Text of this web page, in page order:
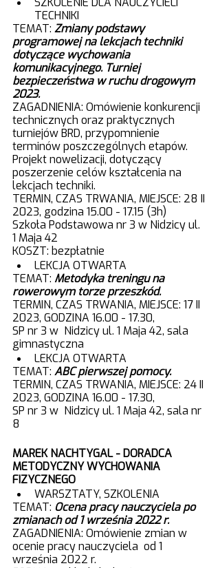
TECHNIKI
TEMAT: Zmiany podstawy
programowej na lekcjach techniki
dotyczące wychowania
komunikacyjnego. Turniej
bezpieczeństwa w ruchu drogowym
2023.
ZAGADNIENIA: Omówienie konkurencji
technicznych oraz praktycznych
turniejów BRD, przypomnienie
terminów poszczególnych etapów.
Projekt nowelizacji, dotyczący
poszerzenie celów kształcenia na
lekcjach techniki.
TERMIN, CZAS TRWANIA, MIEJSCE: 28 II
2023, godzina 15.00 - 17.15 (3h)
Szkoła Podstawowa nr 3 w Nidzicy ul.
1 Maja 42
KOSZT: bezpłatnie
LEKCJA OTWARTA
TEMAT: Metodyka treningu na
rowerowym torze przeszkód.
TERMIN, CZAS TRWANIA, MIEJSCE: 17 II
2023, GODZINA 16.00 - 17.30,
SP nr 3 w  Nidzicy ul. 1 Maja 42, sala
gimnastyczna
LEKCJA OTWARTA
TEMAT: ABC pierwszej pomocy.
TERMIN, CZAS TRWANIA, MIEJSCE: 24 II
2023, GODZINA 16.00 - 17.30,
SP nr 3 w  Nidzicy ul. 1 Maja 42, sala nr
8
MAREK NACHTYGAL - DORADCA
METODYCZNY WYCHOWANIA
FIZYCZNEGO
WARSZTATY, SZKOLENIA
TEMAT: Ocena pracy nauczyciela po
zmianach od 1 września 2022 r.
ZAGADNIENIA: Omówienie zmian w
ocenie pracy nauczyciela  od 1
września 2022 r.